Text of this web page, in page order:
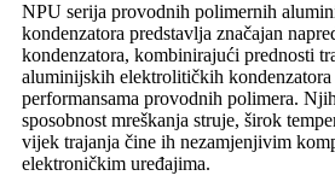
NPU serija provodnih polimernih
kondenzatora predstavlja značajan
kondenzatora, kombinirajući prednosti
aluminijskih elektrolitičkih
performansama provodnih polimera.
sposobnost mreškanja struje, širok
vijek trajanja čine ih nezamjenjivim
elektroničkim uređajima.